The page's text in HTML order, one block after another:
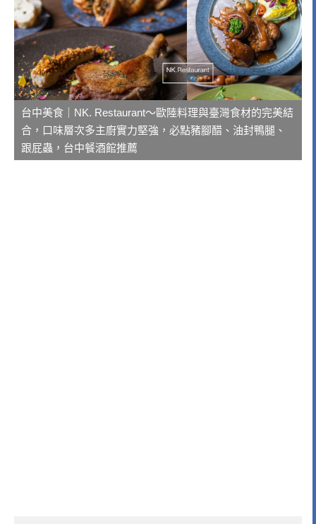
台中美食｜NK. Restaurant～歐陸料理與臺灣食材的完美結
合，口味層次多主廚實力堅強，必點豬腳醋、油封鴨腿、
跟屁蟲，台中餐酒館推薦